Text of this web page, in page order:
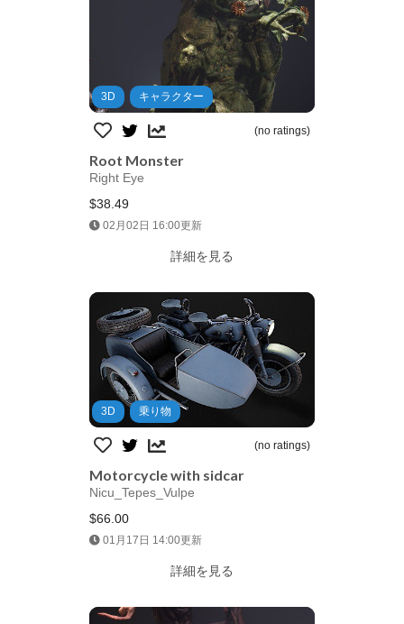
3D キャラクター
(no ratings)
Root Monster
Right Eye
$38.49
02月02日 16:00更新
詳細を見る
Jump AssetStore
3D 乗り物
(no ratings)
Motorcycle with sidcar
Nicu_Tepes_Vulpe
$66.00
01月17日 14:00更新
詳細を見る
Jump AssetStore